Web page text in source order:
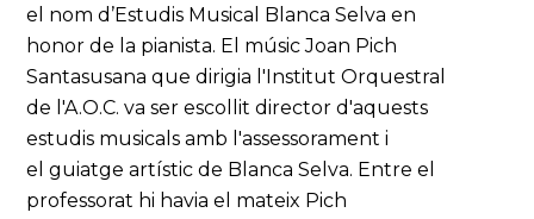
el nom d’Estudis Musical Blanca Selva en
honor de la pianista. El músic Joan Pich
Santasusana que dirigia l'Institut Orquestral
de l'A.O.C. va ser escollit director d'aquests
estudis musicals amb l'assessorament i
el guiatge artístic de Blanca Selva. Entre el
professorat hi havia el mateix Pich